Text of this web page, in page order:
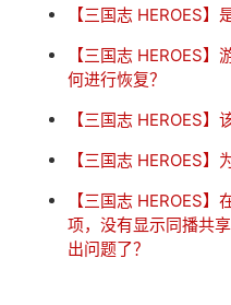
【三国志 HEROES】
【三国志 HEROES
何进行恢复？
【三国志 HEROES】
【三国志 HEROES】
【三国志 HEROES
项，没有显示同播共
出问题了？